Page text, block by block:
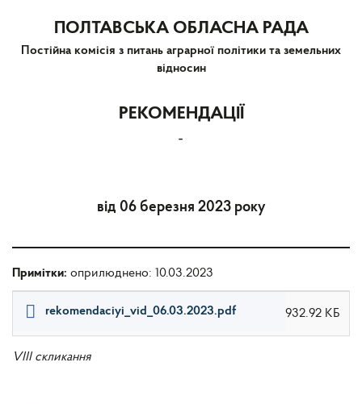
ПОЛТАВСЬКА ОБЛАСНА РАДА
Постійна комісія з питань аграрної політики та земельних
відносин
РЕКОМЕНДАЦІЇ
-
від 06 березня 2023 року
Примітки: оприлюднено: 10.03.2023
rekomendaciyi_vid_06.03.2023.pdf 932.92 КБ
VIII скликання